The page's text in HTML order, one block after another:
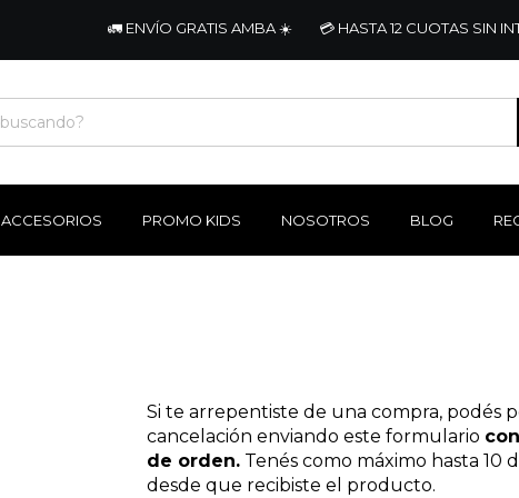
🚛 ENVÍO GRATIS AMBA ☀️ 💳 HASTA 12 CUOTAS SIN
ACCESORIOS PROMO KIDS NOSOTROS BLOG
Si te arrepentiste de una compra, podés
cancelación enviando este formulario
de orden. Tenés como máximo hasta 10
desde que recibiste el producto.